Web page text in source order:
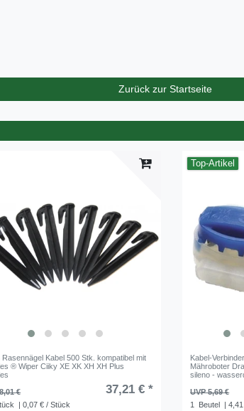
Zurück zur Startseite
Rasennägel Kabel 500 Stk. kompatibel mit
® Wiper Ciiky XE XK XH XH Plus
€
37,21 € *
| 0,07 € / Stück
Top-Artikel
Kabel-
Mähroboter
sileno -
UVP 5,69 €
1 Beutel |